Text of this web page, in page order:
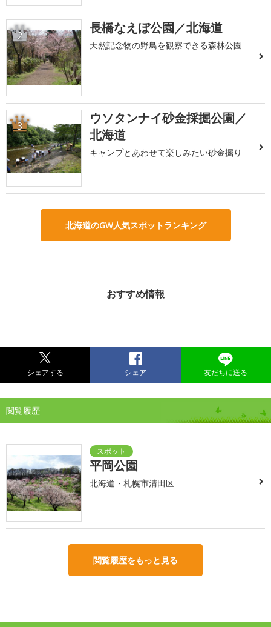
2 長橋なえぼ公園／北海道
天然記念物の野鳥を観察できる森林公園
3
ウソタンナイ砂金採掘公園／
北海道
キャンプとあわせて楽しみたい砂金掘り
北海道のGW人気スポットランキング
おすすめ情報
シェアする シェア 友だちに送る
閲覧履歴
平岡公園
北海道・札幌市清田区
閲覧履歴をもっと見る